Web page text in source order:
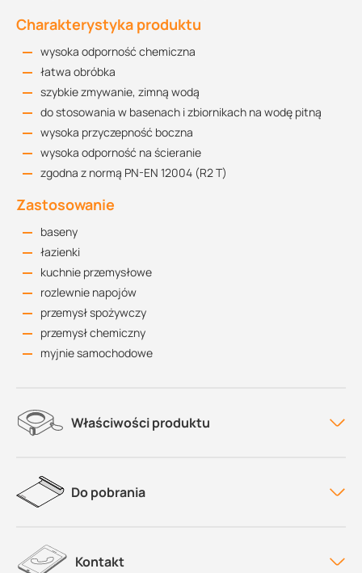
Charakterystyka produktu
wysoka odporność chemiczna
łatwa obróbka
szybkie zmywanie, zimną wodą
do stosowania w basenach i zbiornikach na wodę pitną
wysoka przyczepność boczna
wysoka odporność na ścieranie
zgodna z normą PN-EN 12004 (R2 T)
Zastosowanie
baseny
łazienki
kuchnie przemysłowe
rozlewnie napojów
przemysł spożywczy
przemysł chemiczny
myjnie samochodowe
Właściwości produktu
Do pobrania
Kontakt